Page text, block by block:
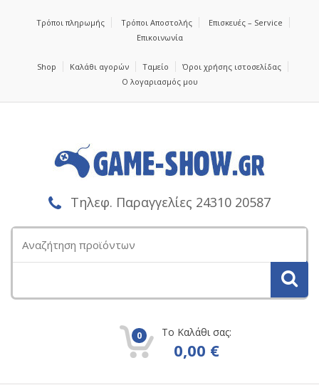
Τρόποι πληρωμής Τρόποι Αποστολής
Επισκευές – Service
Επικοινωνία
Shop Καλάθι αγορών Ταμείο
Όροι χρήσης ιστοσελίδας
Ο λογαριασμός μου
Τηλεφ. Παραγγελίες 24310 20587
για:
0 Το Καλάθι σας:
0,00 €